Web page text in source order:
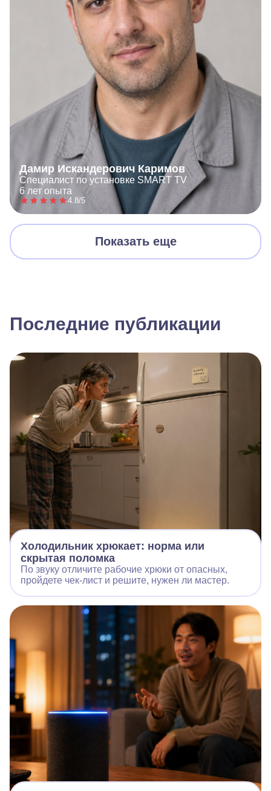
Дамир Искандерович Каримов
Специалист по установке SMART TV
6 лет опыта
4.8/5
Показать еще
Последние публикации
Холодильник хрюкает: норма или
скрытая поломка
По звуку отличите рабочие хрюки от опасных,
пройдете чек‑лист и решите, нужен ли мастер.